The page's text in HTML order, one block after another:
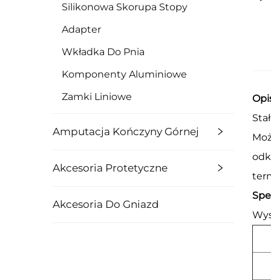
Silikonowa Skorupa Stopy
Adapter
Wkładka Do Pnia
Komponenty Aluminiowe
Zamki Liniowe
Amputacja Kończyny Górnej
Akcesoria Protetyczne
Akcesoria Do Gniazd